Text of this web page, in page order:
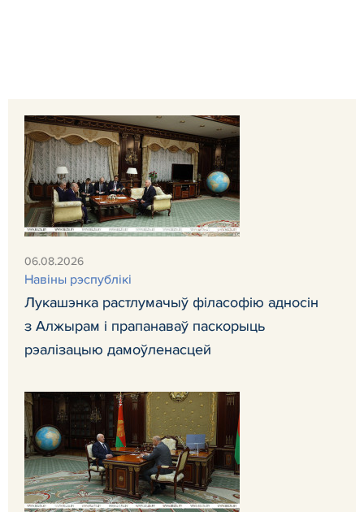
06.08.2026
Навіны рэспублікі
Лукашэнка растлумачыў філасофію адносін
з Алжырам і прапанаваў паскорыць
рэалізацыю дамоўленасцей